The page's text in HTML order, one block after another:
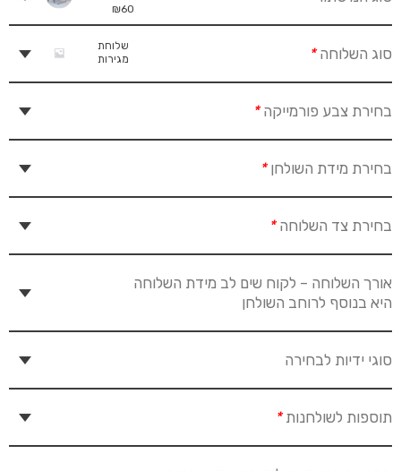
₪60
סוג השלוחה*
שלוחת
מגירות
בחירת צבע פורמייקה*
בחירת מידת השולחן*
בחירת צד השלוחה*
אורך השלוחה – לקוח שים לב מידת השלוחה
היא בנוסף לרוחב השולחן
סוגי ידיות לבחירה
תוספות לשולחנות*